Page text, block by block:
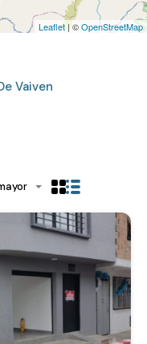
Leaflet | ©OpenStreetMap
Vaiven